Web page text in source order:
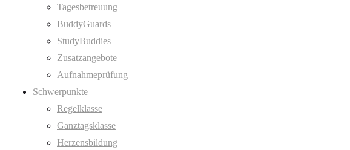
Tagesbetreuung
BuddyGuards
StudyBuddies
Zusatzangebote
Aufnahmeprüfung
Schwerpunkte
Regelklasse
Ganztagsklasse
Herzensbildung